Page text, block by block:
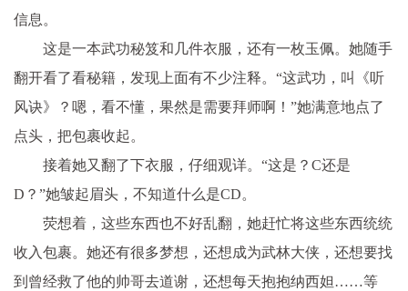
信息。
这是一本武功秘笈和几件衣服，还有一枚玉佩。她随手
翻开看了看秘籍，发现上面有不少注释。“这武功，叫《听
风诀》？嗯，看不懂，果然是需要拜师啊！”她满意地点了
点头，把包裹收起。
接着她又翻了下衣服，仔细观详。“这是？C还是
D？”她皱起眉头，不知道什么是CD。
荧想着，这些东西也不好乱翻，她赶忙将这些东西统统
收入包裹。她还有很多梦想，还想成为武林大侠，还想要找
到曾经救了他的帅哥去道谢，还想每天抱抱纳西妲……等